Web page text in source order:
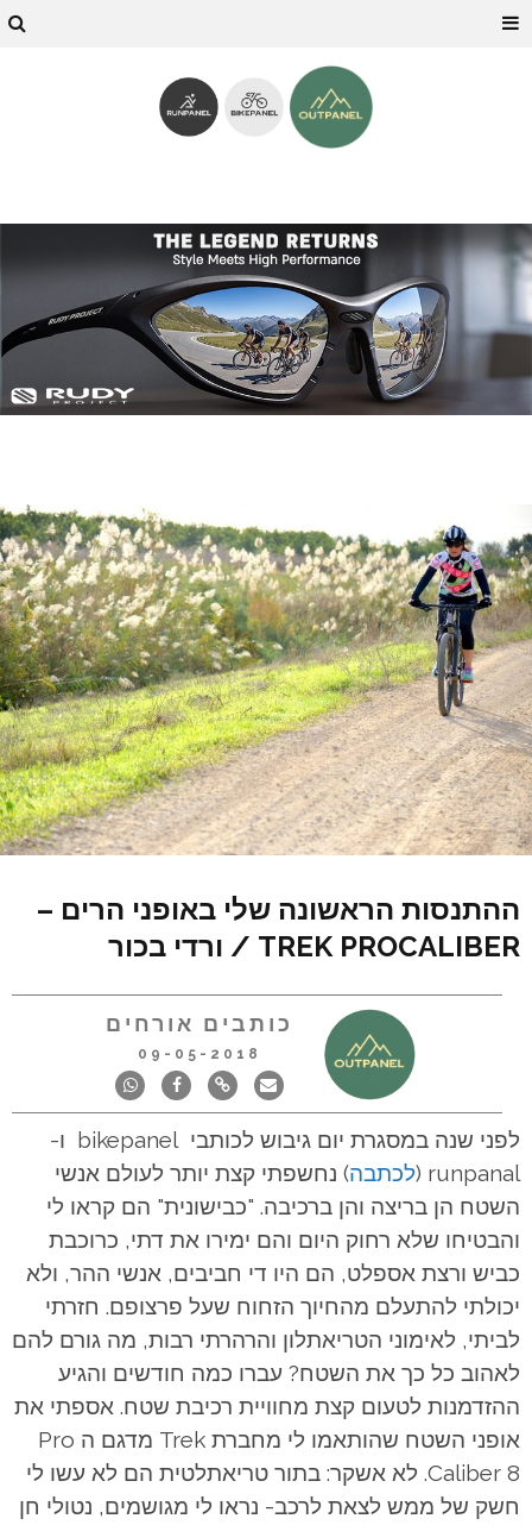
ההתנסות הראשונה שלי באופני הרים –
TREK PROCALIBER / ורדי בכור
כותבים אורחים
09-05-2018
לפני שנה במסגרת יום גיבוש לכותבי bikepanel ו-
runpanal ( לכתבה) נחשפתי קצת יותר לעולם אנשי
השטח הן בריצה והן ברכיבה. "כבישונית" הם קראו לי
והבטיחו שלא רחוק היום והם ימירו את דתי, כרוכבת
כביש ורצת אספלט, הם היו די חביבים, אנשי ההר, ולא
יכולתי להתעלם מהחיוך הזחוח שעל פרצופם. חזרתי
לביתי, לאימוני הטריאתלון והרהרתי רבות, מה גורם להם
לאהוב כל כך את השטח? עברו כמה חודשים והגיע
ההזדמנות לטעום קצת מחוויית רכיבת שטח. אספתי את
אופני השטח שהותאמו לי מחברת Trek מדגם ה Pro
Caliber 8. לא אשקר: בתור טריאתלטית הם לא עשו לי
חשק של ממש לצאת לרכב- נראו לי מגושמים, נטולי חן